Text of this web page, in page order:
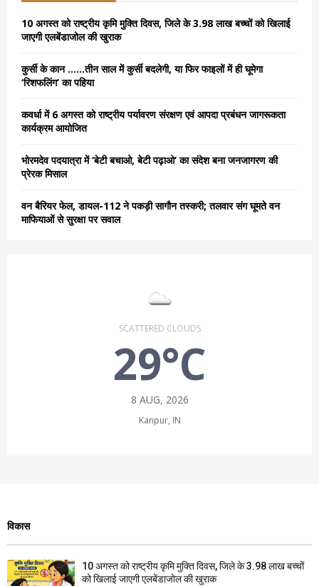
o
r
10 अगस्त को राष्ट्रीय कृमि मुक्ति दिवस, जिले के 3.98 लाख बच्चों को खिलाई
जाएगी एलबेंडाजोल की खुराक
कुर्सी के कान ……तीन साल में कुर्सी बदलेगी, या फिर फाइलों में ही घूमेगा
‘रिशफलिंग’ का पहिया
कवर्धा में 6 अगस्त को राष्ट्रीय पर्यावरण संरक्षण एवं आपदा प्रबंधन जागरूकता
कार्यक्रम आयोजित
भोरमदेव पदयात्रा में ‘बेटी बचाओ, बेटी पढ़ाओ’ का संदेश बना जनजागरण की
प्रेरक मिसाल
वन बैरियर फेल, डायल-112 ने पकड़ी सागौन तस्करी; तलवार संग घूमते वन
माफियाओं से सुरक्षा पर सवाल
SCATTERED CLOUDS
29°C
8 AUG, 2026
Kanpur, IN
विकास
10 अगस्त को राष्ट्रीय कृमि मुक्ति दिवस, जिले के 3.98 लाख बच्चों
को खिलाई जाएगी एलबेंडाजोल की खुराक